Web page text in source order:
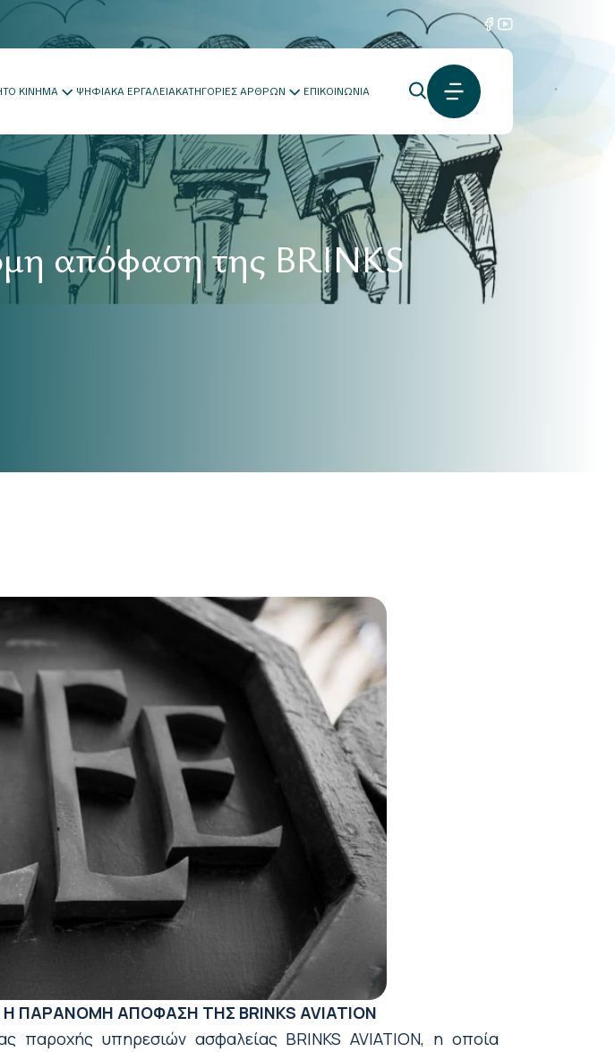
ΤΟ ΚΙΝΗΜΑ ΨΗΦΙΑΚΑ ΕΡΓΑΛΕΙΑΚΑΤΗΓΟΡΙΕΣ ΑΡΘΡΩΝ ΕΠΙΚΟΙΝΩΝΙΑ
απόφαση της BRINKS
ΠΑΡΑΝΟΜΗ ΑΠΟΦΑΣΗ ΤΗΣ BRINKS AVIATION
παροχής υπηρεσιών ασφαλείας BRINKS AVIATION, η οποία